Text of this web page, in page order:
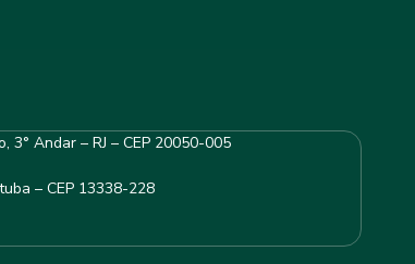
3° Andar – RJ – CEP 20050-005
– CEP 13338-228